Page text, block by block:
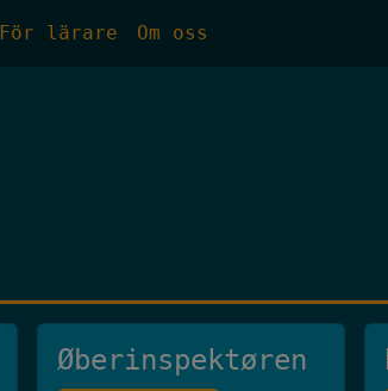
För lärare Om oss
Øberinspektøren